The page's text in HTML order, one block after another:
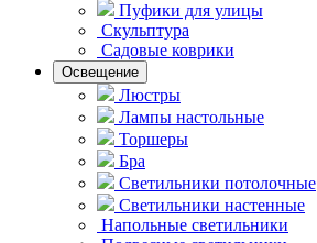
Пуфики для улицы
Скульптура
Садовые коврики
Освещение
Люстры
Лампы настольные
Торшеры
Бра
Светильники потолочные
Светильники настенные
Напольные светильники